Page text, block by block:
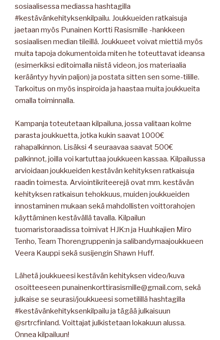
sosiaalisessa mediassa hashtagilla
#kestävänkehityksenkilpailu. Joukkueiden ratkaisuja
jaetaan myös Punainen Kortti Rasismille -hankkeen
sosiaalisen median tileillä. Joukkueet voivat miettiä myös
muita tapoja dokumentoida miten he toteuttavat ideansa
(esimerkiksi editoimalla niistä videon, jos materiaalia
kerääntyy hyvin paljon) ja postata sitten sen some-tilille.
Tarkoitus on myös inspiroida ja haastaa muita joukkueita
omalla toiminnalla.
Kampanja toteutetaan kilpailuna, jossa valitaan kolme
parasta joukkuetta, jotka kukin saavat 1000€
rahapalkinnon. Lisäksi 4 seuraavaa saavat 500€
palkinnot, joilla voi kartuttaa joukkueen kassaa. Kilpailussa
arvioidaan joukkueiden kestävän kehityksen ratkaisuja
raadin toimesta. Arviointikriteerejä ovat mm. kestävän
kehityksen ratkaisun tehokkuus, muiden joukkueiden
innostaminen mukaan sekä mahdollisten voittorahojen
käyttäminen kestävällä tavalla. Kilpailun
tuomaristoraadissa toimivat HJK:n ja Huuhkajien Miro
Tenho, Team Thorengruppenin ja salibandymaajoukkueen
Veera Kauppi sekä susijengin Shawn Huff.
Lähetä joukkueesi kestävän kehityksen video/kuva
osoitteeseen punainenkorttirasismille@gmail.com, sekä
julkaise se seurasi/joukkueesi sometilillä hashtagilla
#kestävänkehityksenkilpailu ja tägää julkaisuun
@srtrcfinland. Voittajat julkistetaan lokakuun alussa.
Onnea kilpailuun!